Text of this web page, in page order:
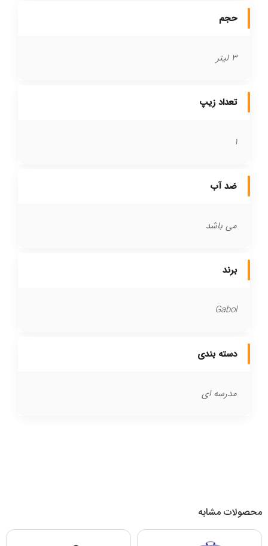
حجم
3 لیتر
تعداد زیپ
1
ضد آب
می باشد
برند
Gabol
دسته بندی
مدرسه ای
محصولات مشابه